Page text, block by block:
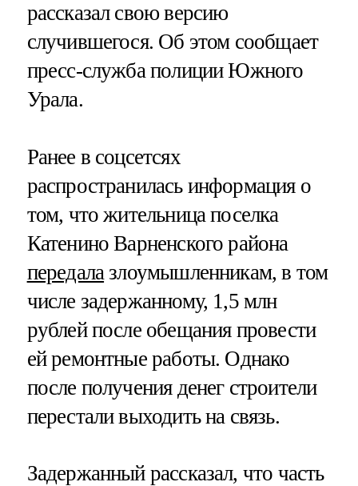
рассказал свою версию
случившегося. Об этом сообщает
пресс-служба полиции Южного
Урала.
Ранее в соцсетсях
распространилась информация о
том, что жительница поселка
Катенино Варненского района
передала злоумышленникам, в том
числе задержанному, 1,5 млн
рублей после обещания провести
ей ремонтные работы. Однако
после получения денег строители
перестали выходить на связь.
Задержанный рассказал, что часть